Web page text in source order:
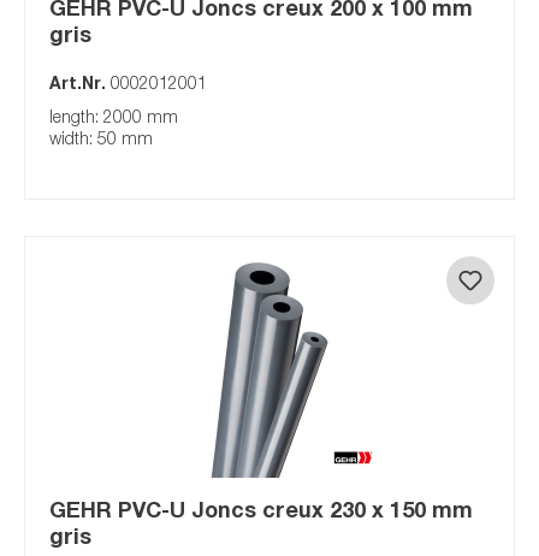
GEHR PVC-U Joncs creux 200 x 100 mm
gris
Art.Nr. 0002012001
length: 2000 mm
width: 50 mm
GEHR PVC-U Joncs creux 230 x 150 mm
gris